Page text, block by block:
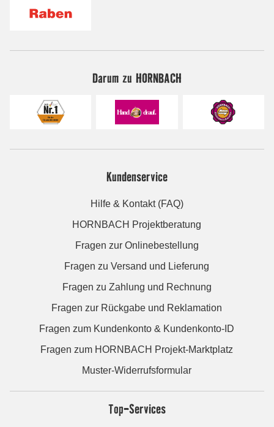
Darum zu HORNBACH
Kundenservice
Hilfe & Kontakt (FAQ)
HORNBACH Projektberatung
Fragen zur Onlinebestellung
Fragen zu Versand und Lieferung
Fragen zu Zahlung und Rechnung
Fragen zur Rückgabe und Reklamation
Fragen zum Kundenkonto & Kundenkonto-ID
Fragen zum HORNBACH Projekt-Marktplatz
Muster-Widerrufsformular
Top-Services